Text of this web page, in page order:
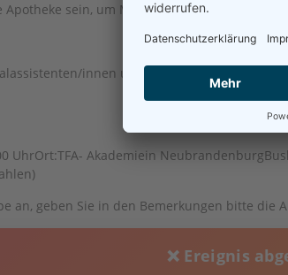
sein, um Medikamente zu erhalten
innen und Erzieher/innen
UhrOrt:TFA- Akademiein Neubrandenburg
an, geben Sie in den Bemerkungen bitte die
❌ Ereignis